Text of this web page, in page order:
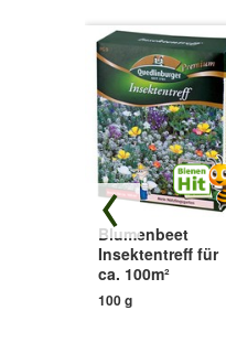
Blumenbeet
Insektentreff für
ca. 100m²
100 g